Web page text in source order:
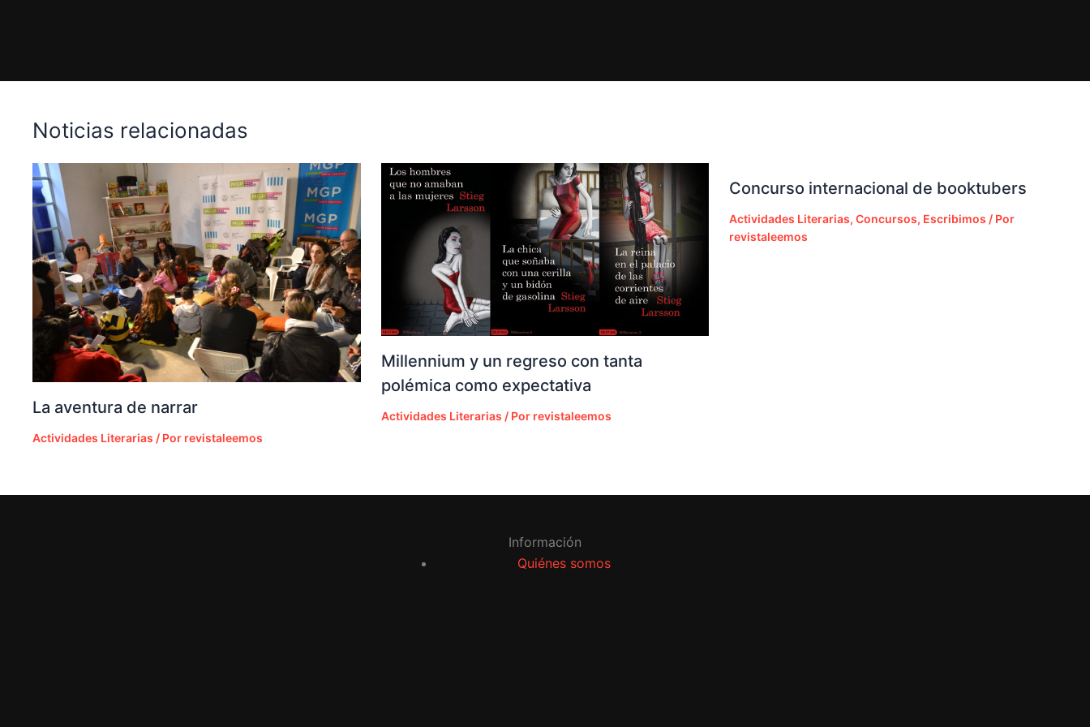
Noticias relacionadas
La aventura de narrar
Actividades Literarias / Por revistaleemos
Millennium y un regreso con tanta
polémica como expectativa
Actividades Literarias / Por revistaleemos
Concurso internacional de booktubers
Actividades Literarias,Concursos, Escribimos / Por
revistaleemos
Información
Quiénes somos